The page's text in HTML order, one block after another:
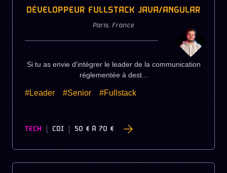
DÉVELOPPEUR FULLSTACK JAVA/ANGULAR
Paris, France
Si tu as envie d'intégrer le leader de la communication
réglementée à dest...
#Leader #Senior #Fullstack
TECH CDI 50 € À 70 €